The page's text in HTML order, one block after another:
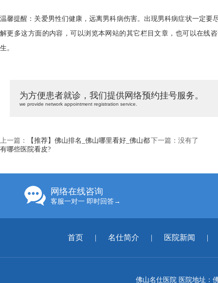
温馨提醒：关爱男性们健康，远离男科病伤害。出现男科病症状一定要
解更多这方面的内容，可以浏览本网站的其它栏目文章，也可以在线
生。
为方便患者就诊，我们提供网络预约挂号服务。
we provide network appointment registration service.
上一篇：
【推荐】佛山排名_佛山哪里看好_佛山都
有哪些医院看皮?
下一篇：没有了
网络在线咨询
客服一对一 即时回答→
首页 | 名仕简介 | 医院新闻 |
佛山名仕医院 医院地址：